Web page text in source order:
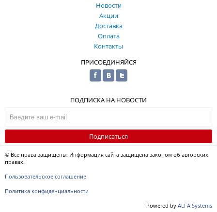
Новости
Акции
Доставка
Оплата
Контакты
ПРИСОЕДИНЯЙСЯ
ПОДПИСКА НА НОВОСТИ
Подписаться
© Все права защищены. Информация сайта защищена законом об авторских
правах.
Пользовательское соглашение
Политика конфиденциальности
Powered by ALFA Systems